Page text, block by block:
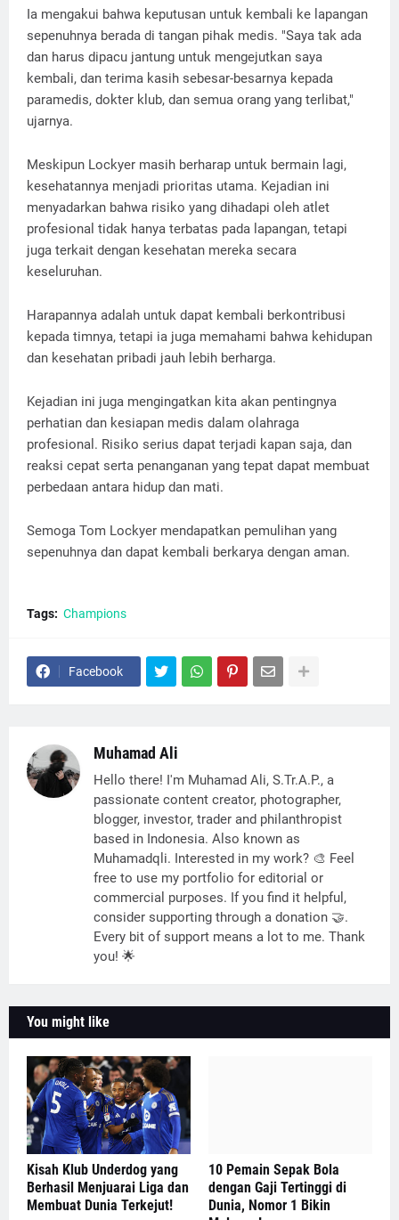
Ia mengakui bahwa keputusan untuk kembali ke lapangan
sepenuhnya berada di tangan pihak medis. "Saya tak ada
dan harus dipacu jantung untuk mengejutkan saya
kembali, dan terima kasih sebesar-besarnya kepada
paramedis, dokter klub, dan semua orang yang terlibat,"
ujarnya.
Meskipun Lockyer masih berharap untuk bermain lagi,
kesehatannya menjadi prioritas utama. Kejadian ini
menyadarkan bahwa risiko yang dihadapi oleh atlet
profesional tidak hanya terbatas pada lapangan, tetapi
juga terkait dengan kesehatan mereka secara
keseluruhan.
Harapannya adalah untuk dapat kembali berkontribusi
kepada timnya, tetapi ia juga memahami bahwa kehidupan
dan kesehatan pribadi jauh lebih berharga.
Kejadian ini juga mengingatkan kita akan pentingnya
perhatian dan kesiapan medis dalam olahraga
profesional. Risiko serius dapat terjadi kapan saja, dan
reaksi cepat serta penanganan yang tepat dapat membuat
perbedaan antara hidup dan mati.
Semoga Tom Lockyer mendapatkan pemulihan yang
sepenuhnya dan dapat kembali berkarya dengan aman.
Tags: Champions
Facebook
Muhamad Ali
Hello there! I'm Muhamad Ali, S.Tr.A.P., a
passionate content creator, photographer,
blogger, investor, trader and philanthropist
based in Indonesia. Also known as
Muhamadqli. Interested in my work? 🎨 Feel
free to use my portfolio for editorial or
commercial purposes. If you find it helpful,
consider supporting through a donation 🤝.
Every bit of support means a lot to me. Thank
you! 🌟
You might like
Kisah Klub Underdog yang
Berhasil Menjuarai Liga dan
Membuat Dunia Terkejut!
10 Pemain Sepak Bola
dengan Gaji Tertinggi di
Dunia, Nomor 1 Bikin